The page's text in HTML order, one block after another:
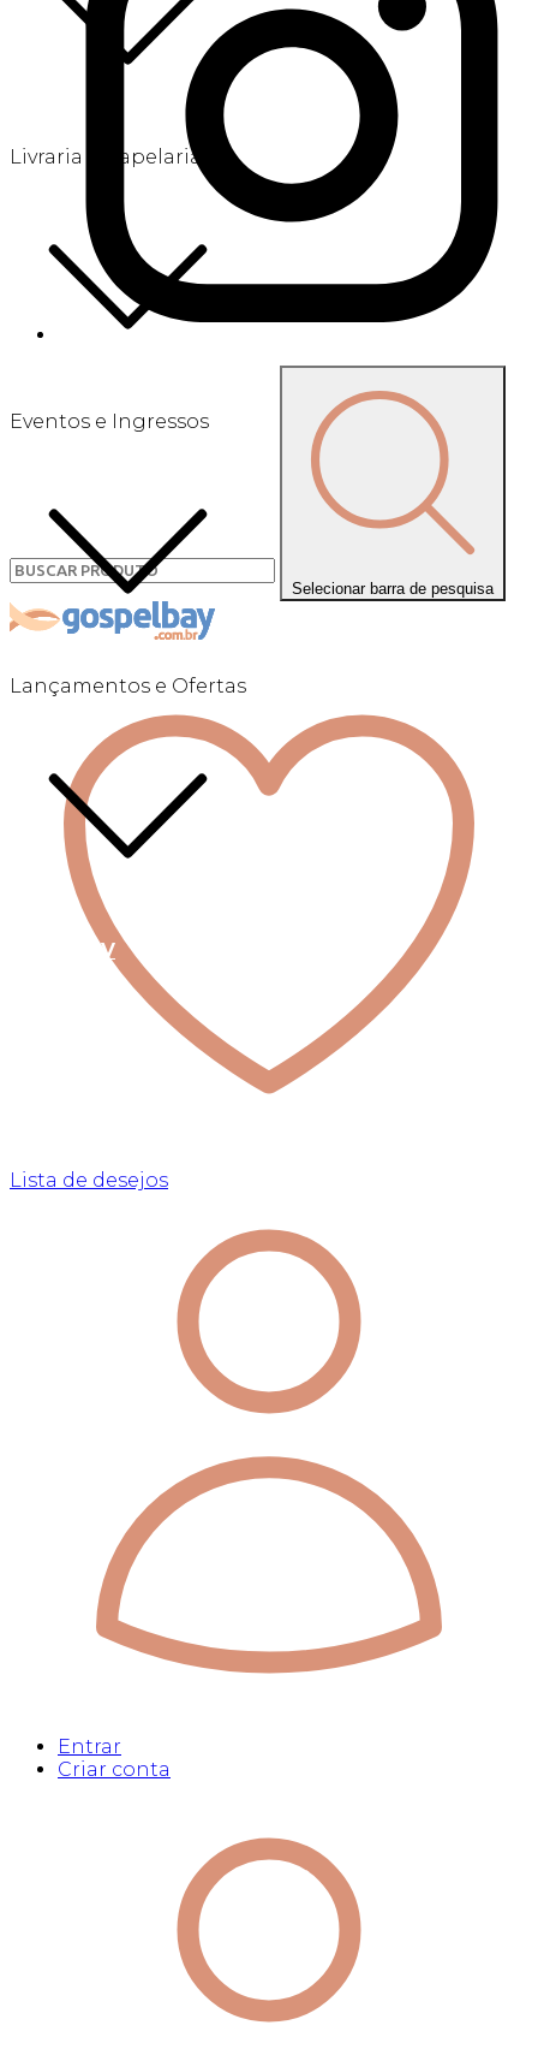
Livraria e Papelaria
Eventos e Ingressos
Lançamentos e Ofertas
Linha +QV
Selecionar barra de pesquisa
Lista de desejos
Entrar
Criar conta